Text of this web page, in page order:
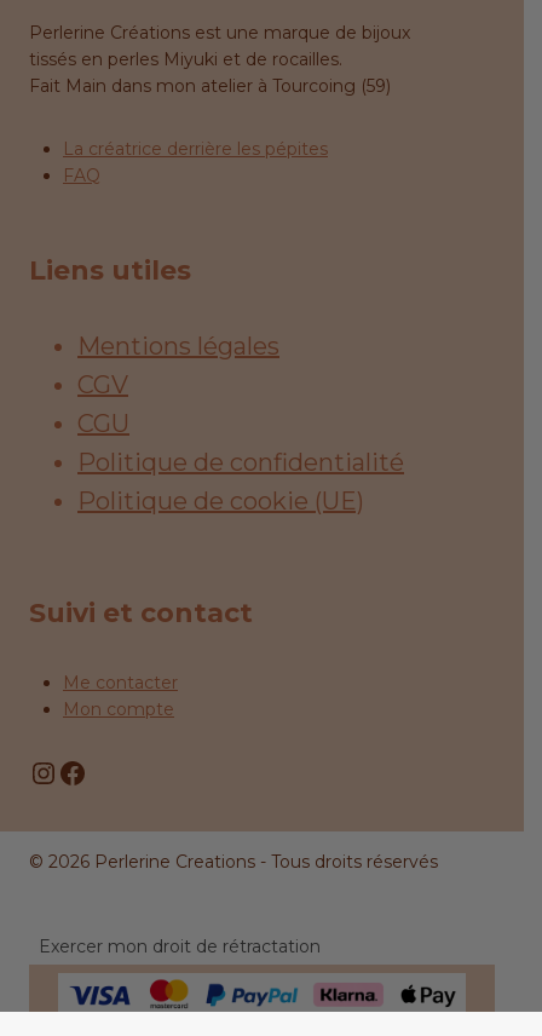
Perlerine Créations est une marque de bijoux
tissés en perles Miyuki et de rocailles.
Fait Main dans mon atelier à Tourcoing (59)
La créatrice derrière les pépites
FAQ
Liens utiles
Mentions légales
CGV
CGU
Politique de confidentialité
Politique de cookie (UE)
Suivi et contact
Me contacter
Mon compte
Instagram
Facebook
© 2026 Perlerine Creations - Tous droits réservés
Exercer mon droit de rétractation